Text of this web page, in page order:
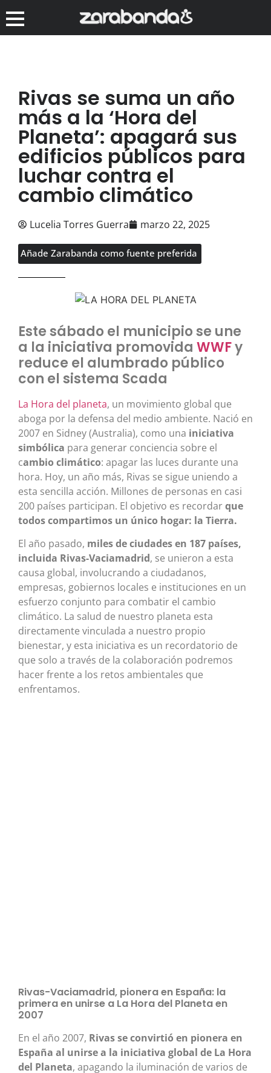
Rivas se suma un año
más a la ‘Hora del
Planeta’: apagará sus
edificios públicos para
luchar contra el
cambio climático
Lucelia Torres Guerra marzo 22, 2025
Añade Zarabanda como fuente preferida
Este sábado el municipio se une
a la iniciativa promovida WWFy
reduce el alumbrado público
con el sistema Scada
La Hora del planeta, un movimiento global que
aboga por la defensa del medio ambiente. Nació en
2007 en Sidney (Australia), como una iniciativa
simbólica para generar conciencia sobre el
cambio climático: apagar las luces durante una
hora. Hoy, un año más, Rivas se sigue uniendo a
esta sencilla acción. Millones de personas en casi
200 países participan. El objetivo es recordarque
todos compartimos un único hogar: la Tierra.
El año pasado, miles de ciudades en 187 países,
incluida Rivas-Vaciamadrid, se unieron a esta
causa global, involucrando a ciudadanos,
empresas, gobiernos locales e instituciones en un
esfuerzo conjunto para combatir el cambio
climático. La salud de nuestro planeta esta
directamente vinculada a nuestro propio
bienestar, y esta iniciativa es un recordatorio de
que solo a través de la colaboración podremos
hacer frente a los retos ambientales que
enfrentamos.
Rivas-Vaciamadrid, pionera en España: la
primera en unirse a La Hora del Planeta en
2007
En el año 2007, Rivas se convirtió en pionera en
España al unirse a la iniciativa global de La Hora
del Planeta, apagando la iluminación de varios de